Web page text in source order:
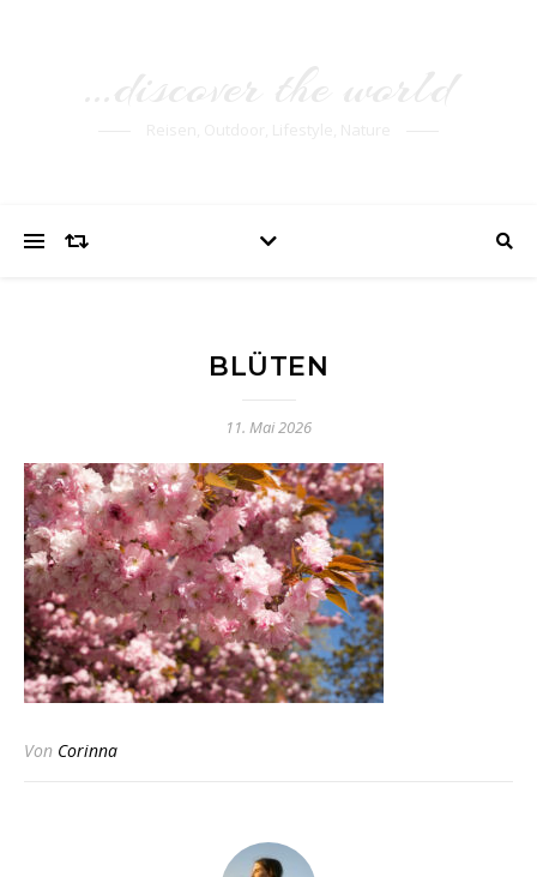
BLÜTEN
11. Mai 2026
Von Corinna